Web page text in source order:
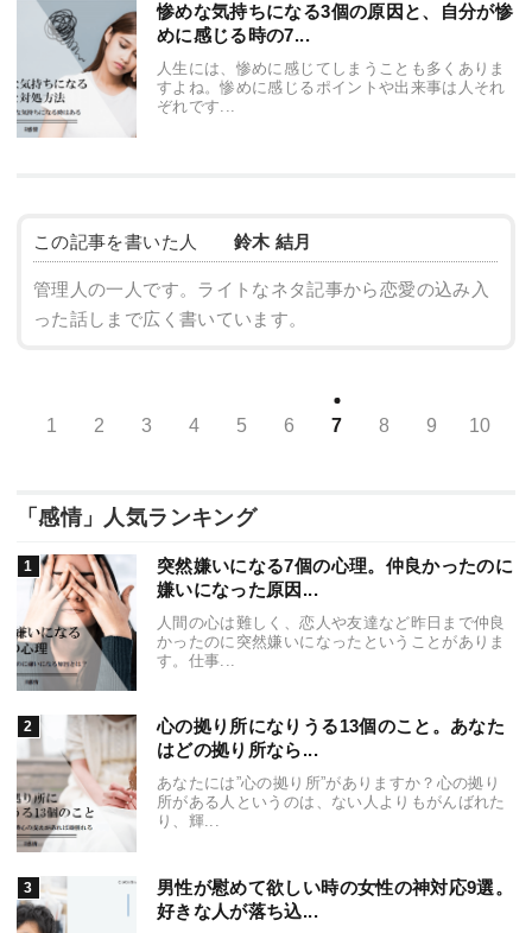
惨めな気持ちになる3個の原因と、自分が惨
めに感じる時の7...
人生には、惨めに感じてしまうことも多くありま
すよね。惨めに感じるポイントや出来事は人それ
ぞれです...
この記事を書いた人 鈴木 結月
管理人の一人です。ライトなネタ記事から恋愛の込み入
った話しまで広く書いています。
1 2 3 4 5 6 7 8 9 10
「感情」人気ランキング
突然嫌いになる7個の心理。仲良かったのに
嫌いになった原因...
人間の心は難しく、恋人や友達など昨日まで仲良
かったのに突然嫌いになったということがありま
す。仕事...
心の拠り所になりうる13個のこと。あなた
はどの拠り所なら...
あなたには”心の拠り所”がありますか？心の拠り
所がある人というのは、ない人よりもがんばれた
り、輝...
男性が慰めて欲しい時の女性の神対応9選。
好きな人が落ち込...